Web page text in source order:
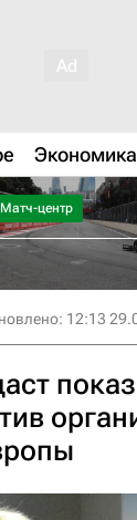
Экономика
Матч-центр
12:13